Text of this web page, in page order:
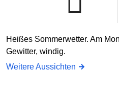
Heißes Sommerwetter. Am
Gewitter, windig.
Weitere Aussichten